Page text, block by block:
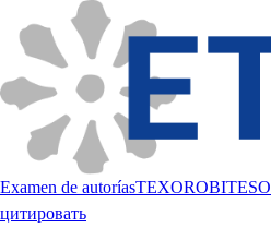
Examen de autoríasTEXOROBITESO
цитировать